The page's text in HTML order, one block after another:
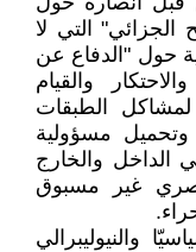
الجزائي" التي لا
حول "الدفاع عن
والقيام
لمشاكل الطبقات
وتحميل مسؤولية
الداخل والخارج
غير مسبوق
والنيوليبرالي